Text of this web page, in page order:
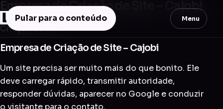
Pular para o conteúdo Menu
Empresa de Criação de Site – Cajobi
Criação de Site
Empresa de Criação de Site – Cajobi
Um site precisa ser muito mais do que bonito. Ele
deve carregar rápido, transmitir autoridade,
responder dúvidas, aparecer no Google e conduzir
o visitante para o contato.